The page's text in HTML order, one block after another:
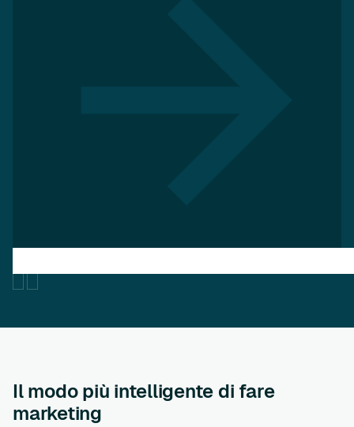
Il modo più intelligente di fare
marketing